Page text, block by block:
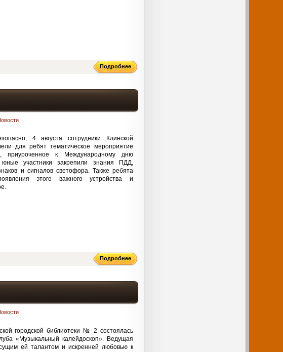
Подробнее
4 августа сотрудники Клинской
для ребят тематическое мероприятие
приуроченное к Международному дню
участники закрепили знания ПДД,
и сигналов светофора. Также ребята
этого важного устройства и
Подробнее
городской библиотеки № 2 состоялась
«Музыкальный калейдоскоп». Ведущая
ей талантом и искренней любовью к